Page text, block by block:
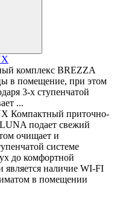
комплекс BREZZA
в помещение, при этом
3-х ступенчатой
...
Компактный приточно-
подает свежий
очищает и
системе
до комфортной
наличие WI-FI
в помещении